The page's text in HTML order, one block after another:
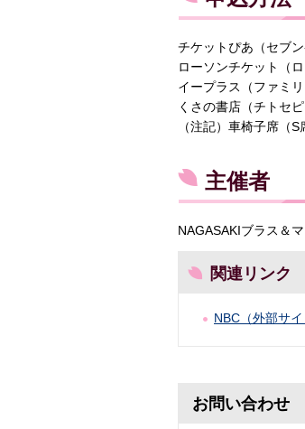
チケットぴあ（セブン
ローソンチケット（ロ
イープラス（ファミリ
くさの書店（チトセピ
（注記）車椅子席（
主催者
NAGASAKIブラス＆
関連リンク
NBC（外部サイ
お問い合わせ